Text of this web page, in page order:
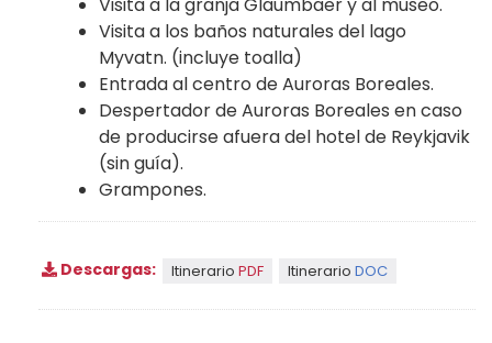
Visita a la granja Glaumbaer y al museo.
Visita a los baños naturales del lago
Myvatn. (incluye toalla)
Entrada al centro de Auroras Boreales.
Despertador de Auroras Boreales en caso
de producirse afuera del hotel de Reykjavik
(sin guía).
Grampones.
Descargas: Itinerario PDF Itinerario DOC